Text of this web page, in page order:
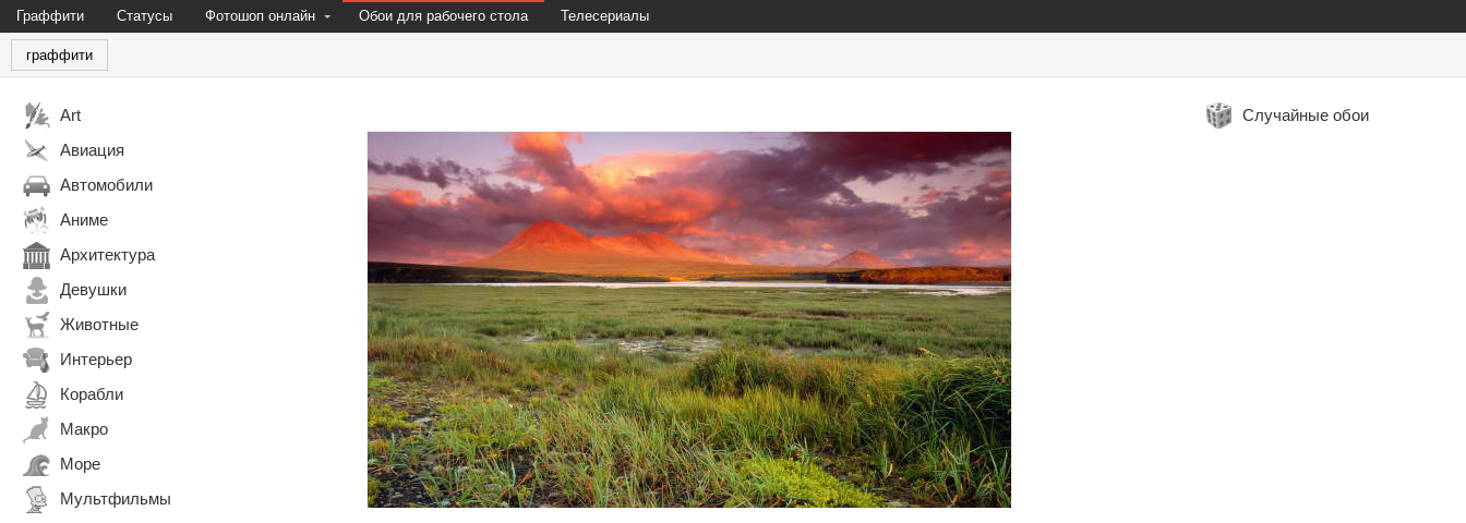
Граффити Статусы Фотошоп онлайн Обои для рабочего стола Телесериалы
граффити
Art
Авиация
Автомобили
Аниме
Архитектура
Девушки
Животные
Интерьер
Корабли
Макро
Море
Мультфильмы
Случайные обои